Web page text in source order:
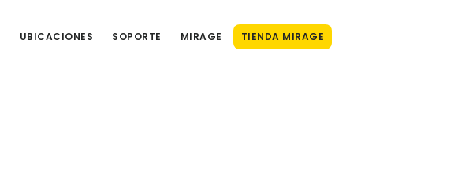
UBICACIONES SOPORTE MIRAGE TIENDA MIRAGE